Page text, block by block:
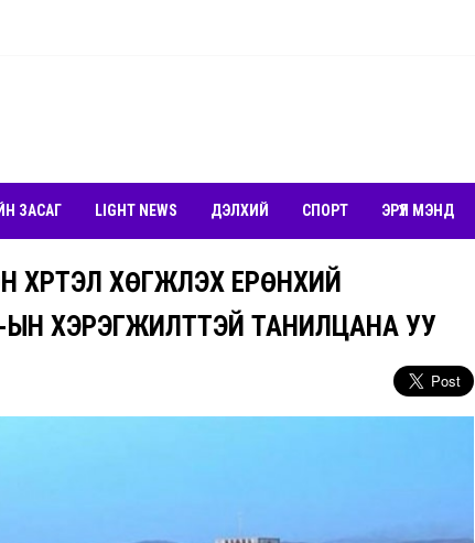
ЗАСАГ LIGHT NEWS ДЭЛХИЙ СПОРТ ЭРҮҮЛ МЭНД
ХӨГЖҮҮЛЭХ ЕРӨНХИЙ
ХЭРЭГЖИЛТТЭЙ ТАНИЛЦАНА УУ